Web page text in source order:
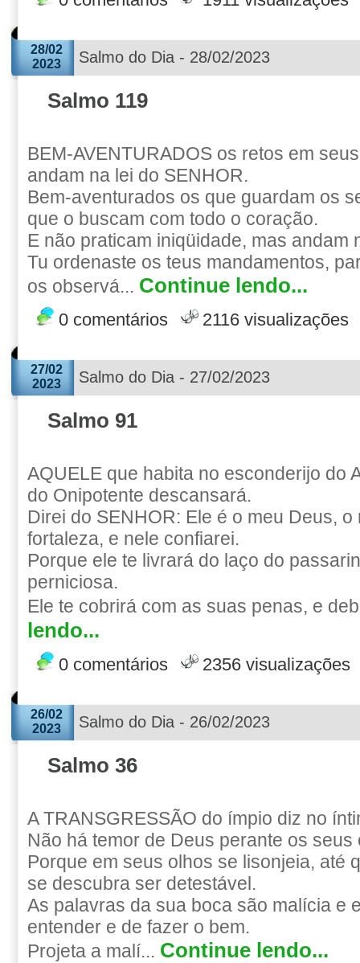
28/02
2023
Salmo do Dia - 28/02/2023
Salmo 119
BEM-AVENTURADOS os retos em
andam na lei do SENHOR.
Bem-aventurados os que guardam os
que o buscam com todo o coração.
E não praticam iniqüidade, mas andam
Tu ordenaste os teus mandamentos,
os observá... Continue lendo...
0 comentários 2116 visualizações
27/02
2023
Salmo do Dia - 27/02/2023
Salmo 91
AQUELE que habita no esconderijo do
do Onipotente descansará.
Direi do SENHOR: Ele é o meu Deus,
fortaleza, e nele confiarei.
Porque ele te livrará do laço do
perniciosa.
Ele te cobrirá com as suas penas, e
lendo...
0 comentários 2356 visualizações
26/02
2023
Salmo do Dia - 26/02/2023
Salmo 36
A TRANSGRESSÃO do ímpio diz no
Não há temor de Deus perante os seus
Porque em seus olhos se lisonjeia, até
se descubra ser detestável.
As palavras da sua boca são malícia e
entender e de fazer o bem.
Projeta a malí... Continue lendo...